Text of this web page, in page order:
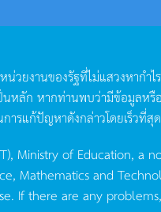
น่วยงานของรัฐที่ไม่แสวงหากำไร
นหลัก หากท่านพบว่ามีข้อมูลหรื
ารแก้ปัญหาดังกล่าวโดยเร็วที่สุด
Ministry of Education, a
Mathematics and
If there are any